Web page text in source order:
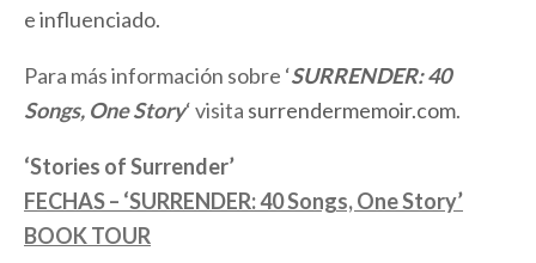
e influenciado.
Para más información sobre ‘SURRENDER: 40
Songs, One Story‘ visita surrendermemoir.com.
‘Stories of Surrender’
FECHAS – ‘SURRENDER: 40 Songs, One Story’
BOOK TOUR